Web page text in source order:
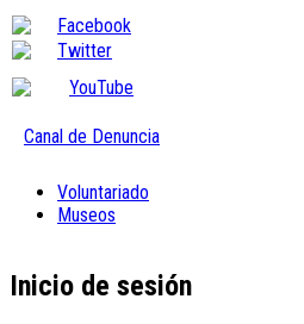
Facebook
Twitter
YouTube
Canal de Denuncia
Voluntariado
Museos
Inicio de sesión